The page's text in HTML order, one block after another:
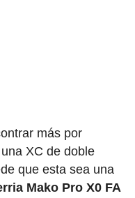
más por
XC de doble
que esta sea una
Mako Pro X0 FA